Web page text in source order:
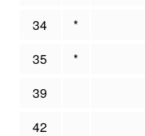
34
*
35
*
39
42